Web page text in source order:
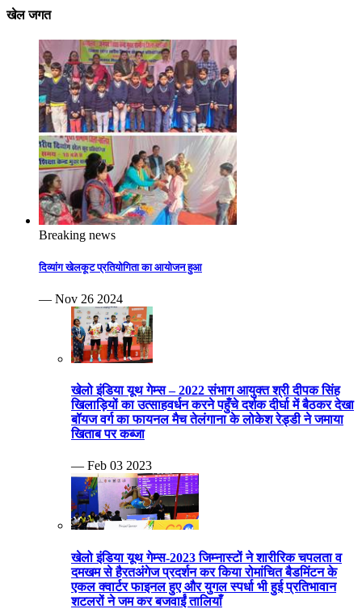
खेल जगत
Breaking news
दिव्यांग खेलकूट प्रतियोगिता का आयोजन हुआ
— Nov 26 2024
खेलो इंडिया यूथ गेम्स – 2022 संभाग आयुक्त श्री दीपक सिंह
खिलाड़ियों का उत्साहवर्धन करने पहुँचे दर्शक दीर्घा में बैठकर देखा
बॉयज वर्ग का फायनल मैच तेलंगाना के लोकेश रेड्डी ने जमाया
खिताब पर कब्जा
— Feb 03 2023
खेलो इंडिया यूथ गेम्स-2023 जिम्नास्टों ने शारीरिक चपलता व
दमखम से हैरतअंगेज प्रदर्शन कर किया रोमांचित बैडमिंटन के
एकल क्वार्टर फाइनल हुए और युगल स्पर्धा भी हुई प्रतिभावान
शटलरों ने जम कर बजवाईं तालियाँ